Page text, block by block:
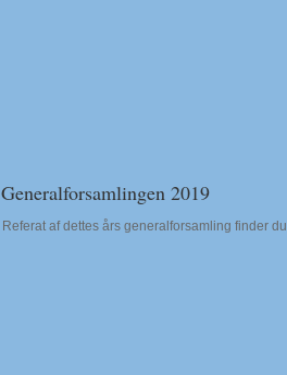
Generalforsamlingen 2019
Referat af dettes års generalforsamling finder du